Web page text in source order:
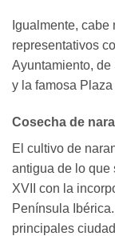
Igualmente,
representativos
Ayuntamiento,
y la famosa Plaza
Cosecha de
El cultivo de
antigua de lo que
XVII con la
Península
principales